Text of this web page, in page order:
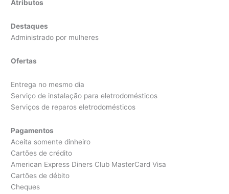
Atributos
Destaques
Administrado por mulheres
Ofertas
Entrega no mesmo dia
Serviço de instalação para eletrodomésticos
Serviços de reparos eletrodomésticos
Pagamentos
Aceita somente dinheiro
Cartões de crédito
American Express Diners Club MasterCard Visa
Cartões de débito
Cheques